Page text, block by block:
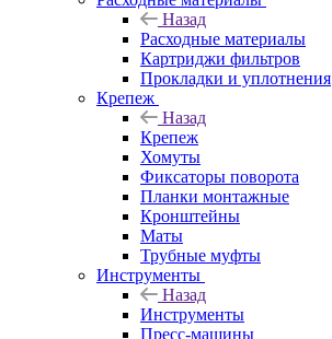
Назад
Расходные материалы
Картриджи фильтров
Прокладки и уплотнения
Крепеж
Назад
Крепеж
Хомуты
Фиксаторы поворота
Планки монтажные
Кронштейны
Маты
Трубные муфты
Инструменты
Назад
Инструменты
Пресс-машины